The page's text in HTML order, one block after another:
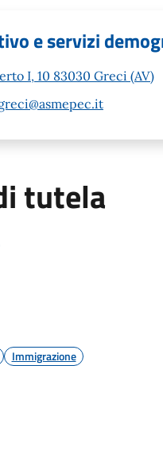
e servizi
I, 10 83030 Greci (AV)
tutela
Immigrazione